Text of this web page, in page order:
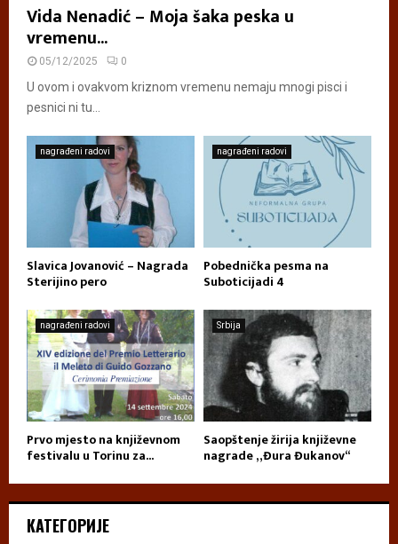
Vida Nenadić – Moja šaka peska u
vremenu...
05/12/2025 0
U ovom i ovakvom kriznom vremenu nemaju mnogi pisci i
pesnici ni tu...
nagrađeni radovi
Slavica Jovanović – Nagrada
Sterijino pero
nagrađeni radovi
Pobednička pesma na
Suboticijadi 4
nagrađeni radovi
Prvo mjesto na književnom
festivalu u Torinu za...
Srbija
Saopštenje žirija književne
nagrade „Đura Đukanov“
КАТЕГОРИЈЕ